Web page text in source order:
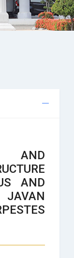
AND
AND